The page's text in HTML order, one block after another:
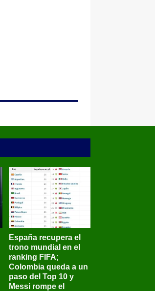
España recupera el
trono mundial en el
ranking FIFA;
Colombia queda a un
paso del Top 10 y
Messi rompe el